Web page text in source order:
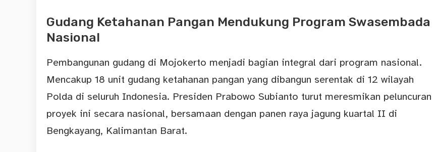
Gudang Ketahanan Pangan Mendukung Program Swasembada
Nasional
Pembangunan gudang di Mojokerto menjadi bagian integral dari program nasional.
Mencakup 18 unit gudang ketahanan pangan yang dibangun serentak di 12 wilayah
Polda di seluruh Indonesia. Presiden Prabowo Subianto turut meresmikan peluncuran
proyek ini secara nasional, bersamaan dengan panen raya jagung kuartal II di
Bengkayang, Kalimantan Barat.